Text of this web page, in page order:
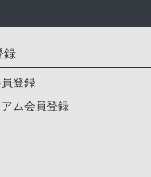
録
登録
ム会員登録